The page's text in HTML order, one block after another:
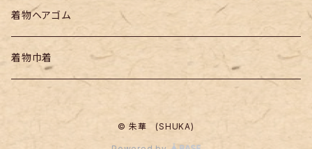
着物ヘアゴム
着物巾着
© 朱華 (SHUKA)